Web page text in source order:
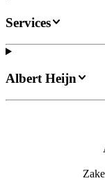
Services
Albert Heijn